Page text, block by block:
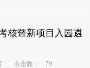
核暨新项目入园遴
点击数： 79